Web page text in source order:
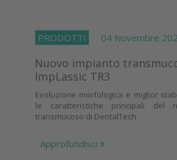
PRODOTTI 04 Novembre
Nuovo impianto
ImpLassic TR3
Evoluzione morfologica e miglior
le caratteristiche principali del
transmucoso di DentalTech
Approfondisci